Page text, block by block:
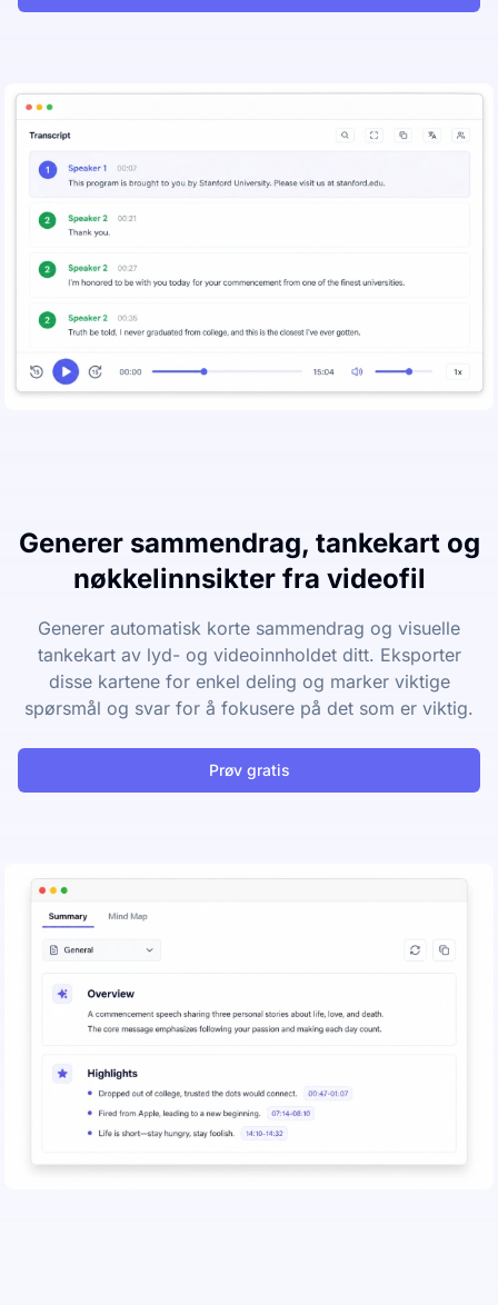
Generer sammendrag, tankekart og
nøkkelinnsikter fra videofil
Generer automatisk korte sammendrag og visuelle
tankekart av lyd- og videoinnholdet ditt. Eksporter
disse kartene for enkel deling og marker viktige
spørsmål og svar for å fokusere på det som er viktig.
Prøv gratis